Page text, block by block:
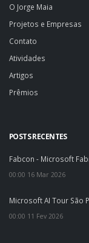
O Jorge Maia
Projetos e Empresas
Contato
Atividades
Artigos
Prêmios
POSTS RECENTES
Fabcon - Microsoft
00:00 16 Mar 2026
Microsoft AI Tour São
00:00 11 Fev 2026